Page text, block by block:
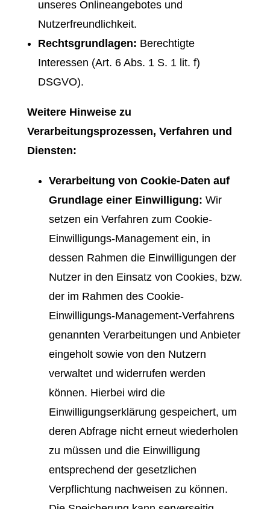
unseres Onlineangebotes und
Nutzerfreundlichkeit.
Rechtsgrundlagen: Berechtigte
Interessen (Art. 6 Abs. 1 S. 1 lit. f)
DSGVO).
Weitere Hinweise zu
Verarbeitungsprozessen, Verfahren und
Diensten:
Verarbeitung von Cookie-Daten auf
Grundlage einer Einwilligung: Wir
setzen ein Verfahren zum Cookie-
Einwilligungs-Management ein, in
dessen Rahmen die Einwilligungen der
Nutzer in den Einsatz von Cookies, bzw.
der im Rahmen des Cookie-
Einwilligungs-Management-Verfahrens
genannten Verarbeitungen und Anbieter
eingeholt sowie von den Nutzern
verwaltet und widerrufen werden
können. Hierbei wird die
Einwilligungserklärung gespeichert, um
deren Abfrage nicht erneut wiederholen
zu müssen und die Einwilligung
entsprechend der gesetzlichen
Verpflichtung nachweisen zu können.